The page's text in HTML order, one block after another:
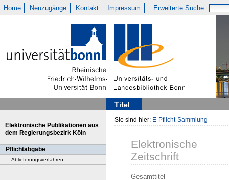
Home Neuzugänge Kontakt Impressum Erweiterte Suche
Titel
Elektronische Publikationen aus
dem Regierungsbezirk Köln
Pflichtabgabe
Ablieferungsverfahren
Sie sind hier: E-Pflicht-Sammlung
Elektronische
Zeitschrift
Gesamttitel